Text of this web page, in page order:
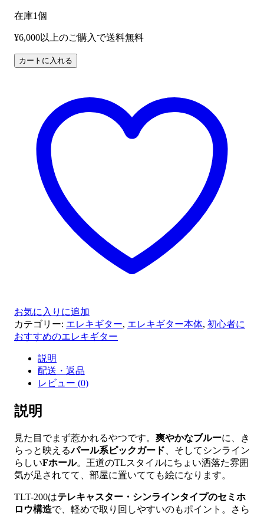
在庫1個
¥6,000以上のご購入で送料無料
Photogenic
TLT-
（LPB）
セ
ミ
ホ
ー
個
カートに入れる
お気に入りに追加
カテゴリー: エレキギター, エレキギター本体, 初心者に
おすすめのエレキギター
説明
配送・返品
レビュー (0)
説明
見た目でまず惹かれるやつです。 爽やかなブルーに、き
らっと映えるパール系ピックガード 、そしてシンライン
らしいFホール。王道のTLスタイルにちょい洒落た雰囲
気が足されてて、部屋に置いてても絵になります。
TLT-200はテレキャスター・シンラインタイプのセミホ
ロウ構造で、軽めで取り回しやすいのもポイント。さら